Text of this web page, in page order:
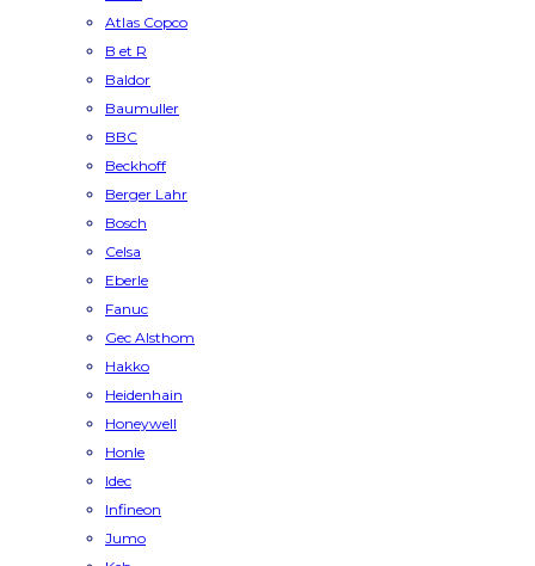
Atlas Copco
B et R
Baldor
Baumuller
BBC
Beckhoff
Berger Lahr
Bosch
Celsa
Eberle
Fanuc
Gec Alsthom
Hakko
Heidenhain
Honeywell
Honle
Idec
Infineon
Jumo